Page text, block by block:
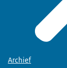
Archief